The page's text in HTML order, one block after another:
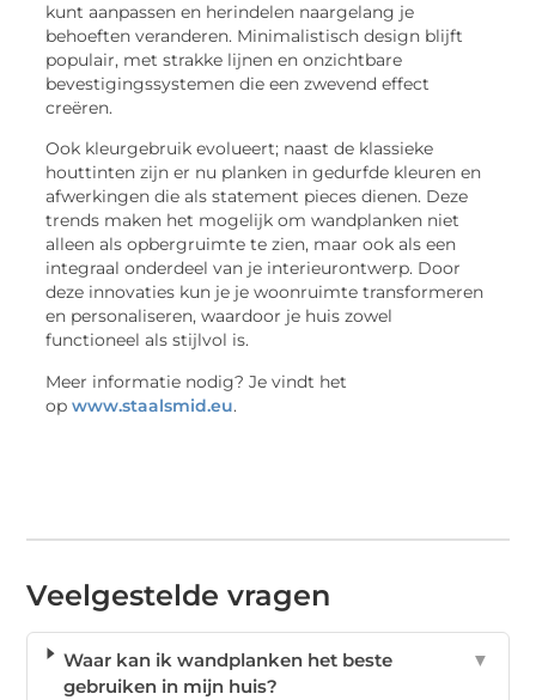
kunt aanpassen en herindelen naargelang je
behoeften veranderen. Minimalistisch design blijft
populair, met strakke lijnen en onzichtbare
bevestigingssystemen die een zwevend effect
creëren.
Ook kleurgebruik evolueert; naast de klassieke
houttinten zijn er nu planken in gedurfde kleuren en
afwerkingen die als statement pieces dienen. Deze
trends maken het mogelijk om wandplanken niet
alleen als opbergruimte te zien, maar ook als een
integraal onderdeel van je interieurontwerp. Door
deze innovaties kun je je woonruimte transformeren
en personaliseren, waardoor je huis zowel
functioneel als stijlvol is.
Meer informatie nodig? Je vindt het
opwww.staalsmid.eu.
Veelgestelde vragen
Waar kan ik wandplanken het beste
gebruiken in mijn huis?
▼